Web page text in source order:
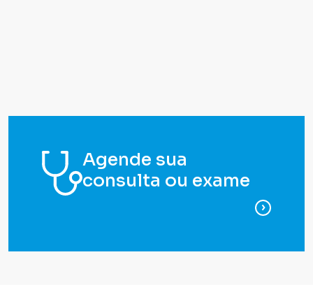
Agende sua
consulta ou exame
para